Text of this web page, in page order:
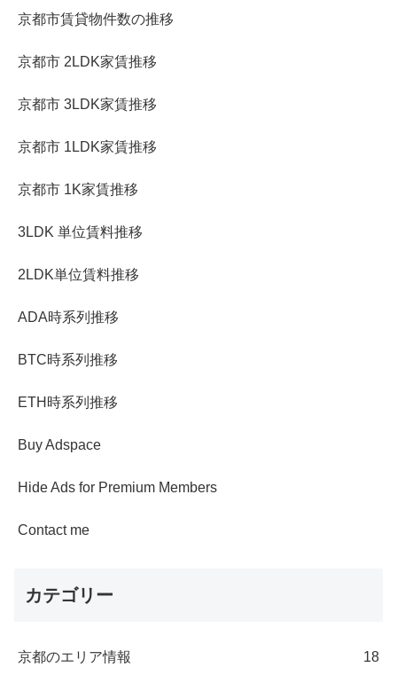
京都市賃貸物件数の推移
京都市 2LDK家賃推移
京都市 3LDK家賃推移
京都市 1LDK家賃推移
京都市 1K家賃推移
3LDK 単位賃料推移
2LDK単位賃料推移
ADA時系列推移
BTC時系列推移
ETH時系列推移
Buy Adspace
Hide Ads for Premium Members
Contact me
カテゴリー
京都のエリア情報 18